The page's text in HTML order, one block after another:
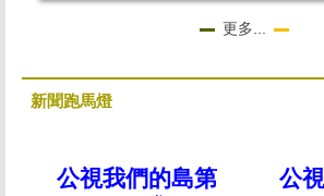
更多...
新聞跑馬燈
公視我們的島第
公